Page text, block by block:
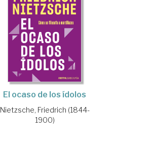
El ocaso de los ídolos
Nietzsche, Friedrich (1844-
1900)